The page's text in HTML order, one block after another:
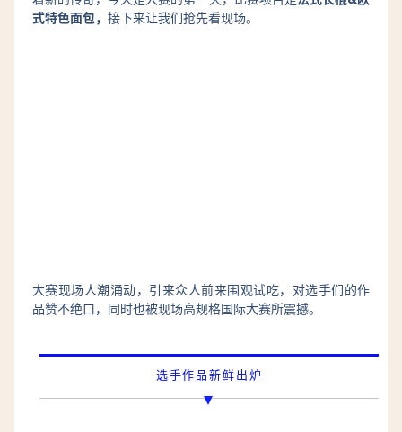
式特色面包， 接下来让我们抢先看现场。
大赛现场人潮涌动，引来众人前来围观试吃，对选手们的作
品赞不绝口，同时也被现场高规格国际大赛所震撼。
选手作品新鲜出炉